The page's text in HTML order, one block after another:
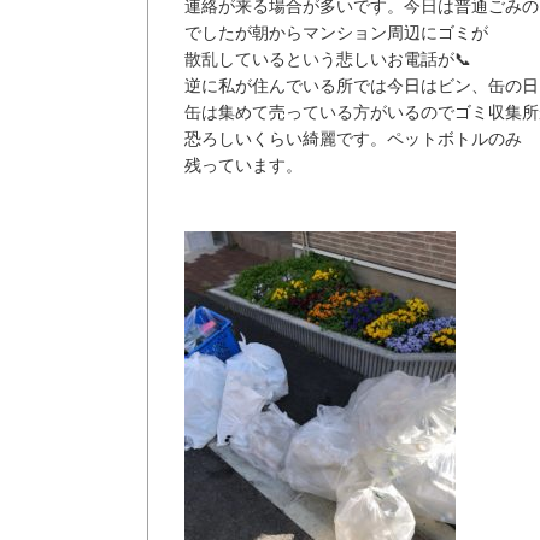
連絡が来る場合が多いです。今日は普通ごみの
でしたが朝からマンション周辺にゴミが
散乱しているという悲しいお電話が📞
逆に私が住んでいる所では今日はビン、缶の日
缶は集めて売っている方がいるのでゴミ収集
恐ろしいくらい綺麗です。ペットボトルのみ
残っています。